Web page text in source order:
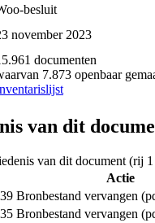
besluit
november 2023
documenten
7.873 openbaar
van dit
van dit document (rij
Actie
Bronbestand vervangen
Bronbestand vervangen